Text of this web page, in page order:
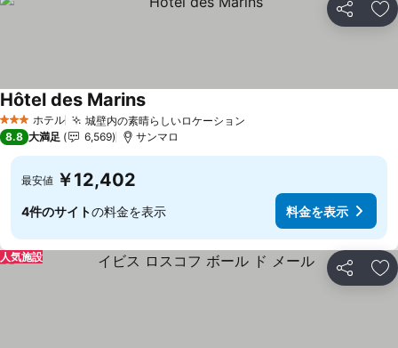
シェア お
3 ホテルのランク
ホテル 城壁内の素晴らしいロケーション
Hôtel des Marins
8.8 大満足 6,569 サンマロ
最安値 ￥12,402
4件のサイトの料金を表示 料金を表示
シェア お
人気施設